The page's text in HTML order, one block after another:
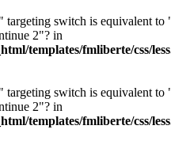
targeting switch is equivalent to
2"? in
templates/fmliberte/css/
targeting switch is equivalent to
2"? in
templates/fmliberte/css/